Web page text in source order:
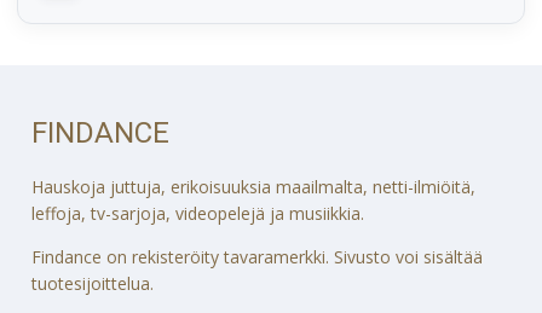
FINDANCE
Hauskoja juttuja, erikoisuuksia maailmalta, netti-ilmiöitä,
leffoja, tv-sarjoja, videopelejä ja musiikkia.
Findance on rekisteröity tavaramerkki. Sivusto voi sisältää
tuotesijoittelua.